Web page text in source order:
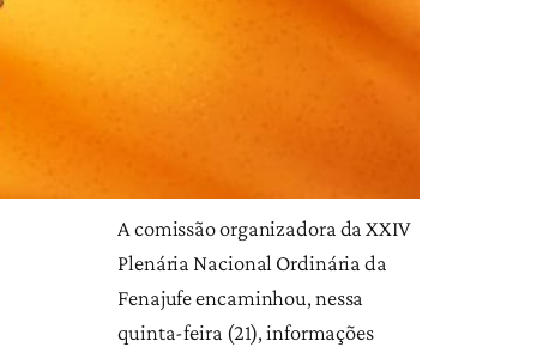
A comissão organizadora da XXIV
Plenária Nacional Ordinária da
Fenajufe encaminhou, nessa
quinta-feira (21), informações